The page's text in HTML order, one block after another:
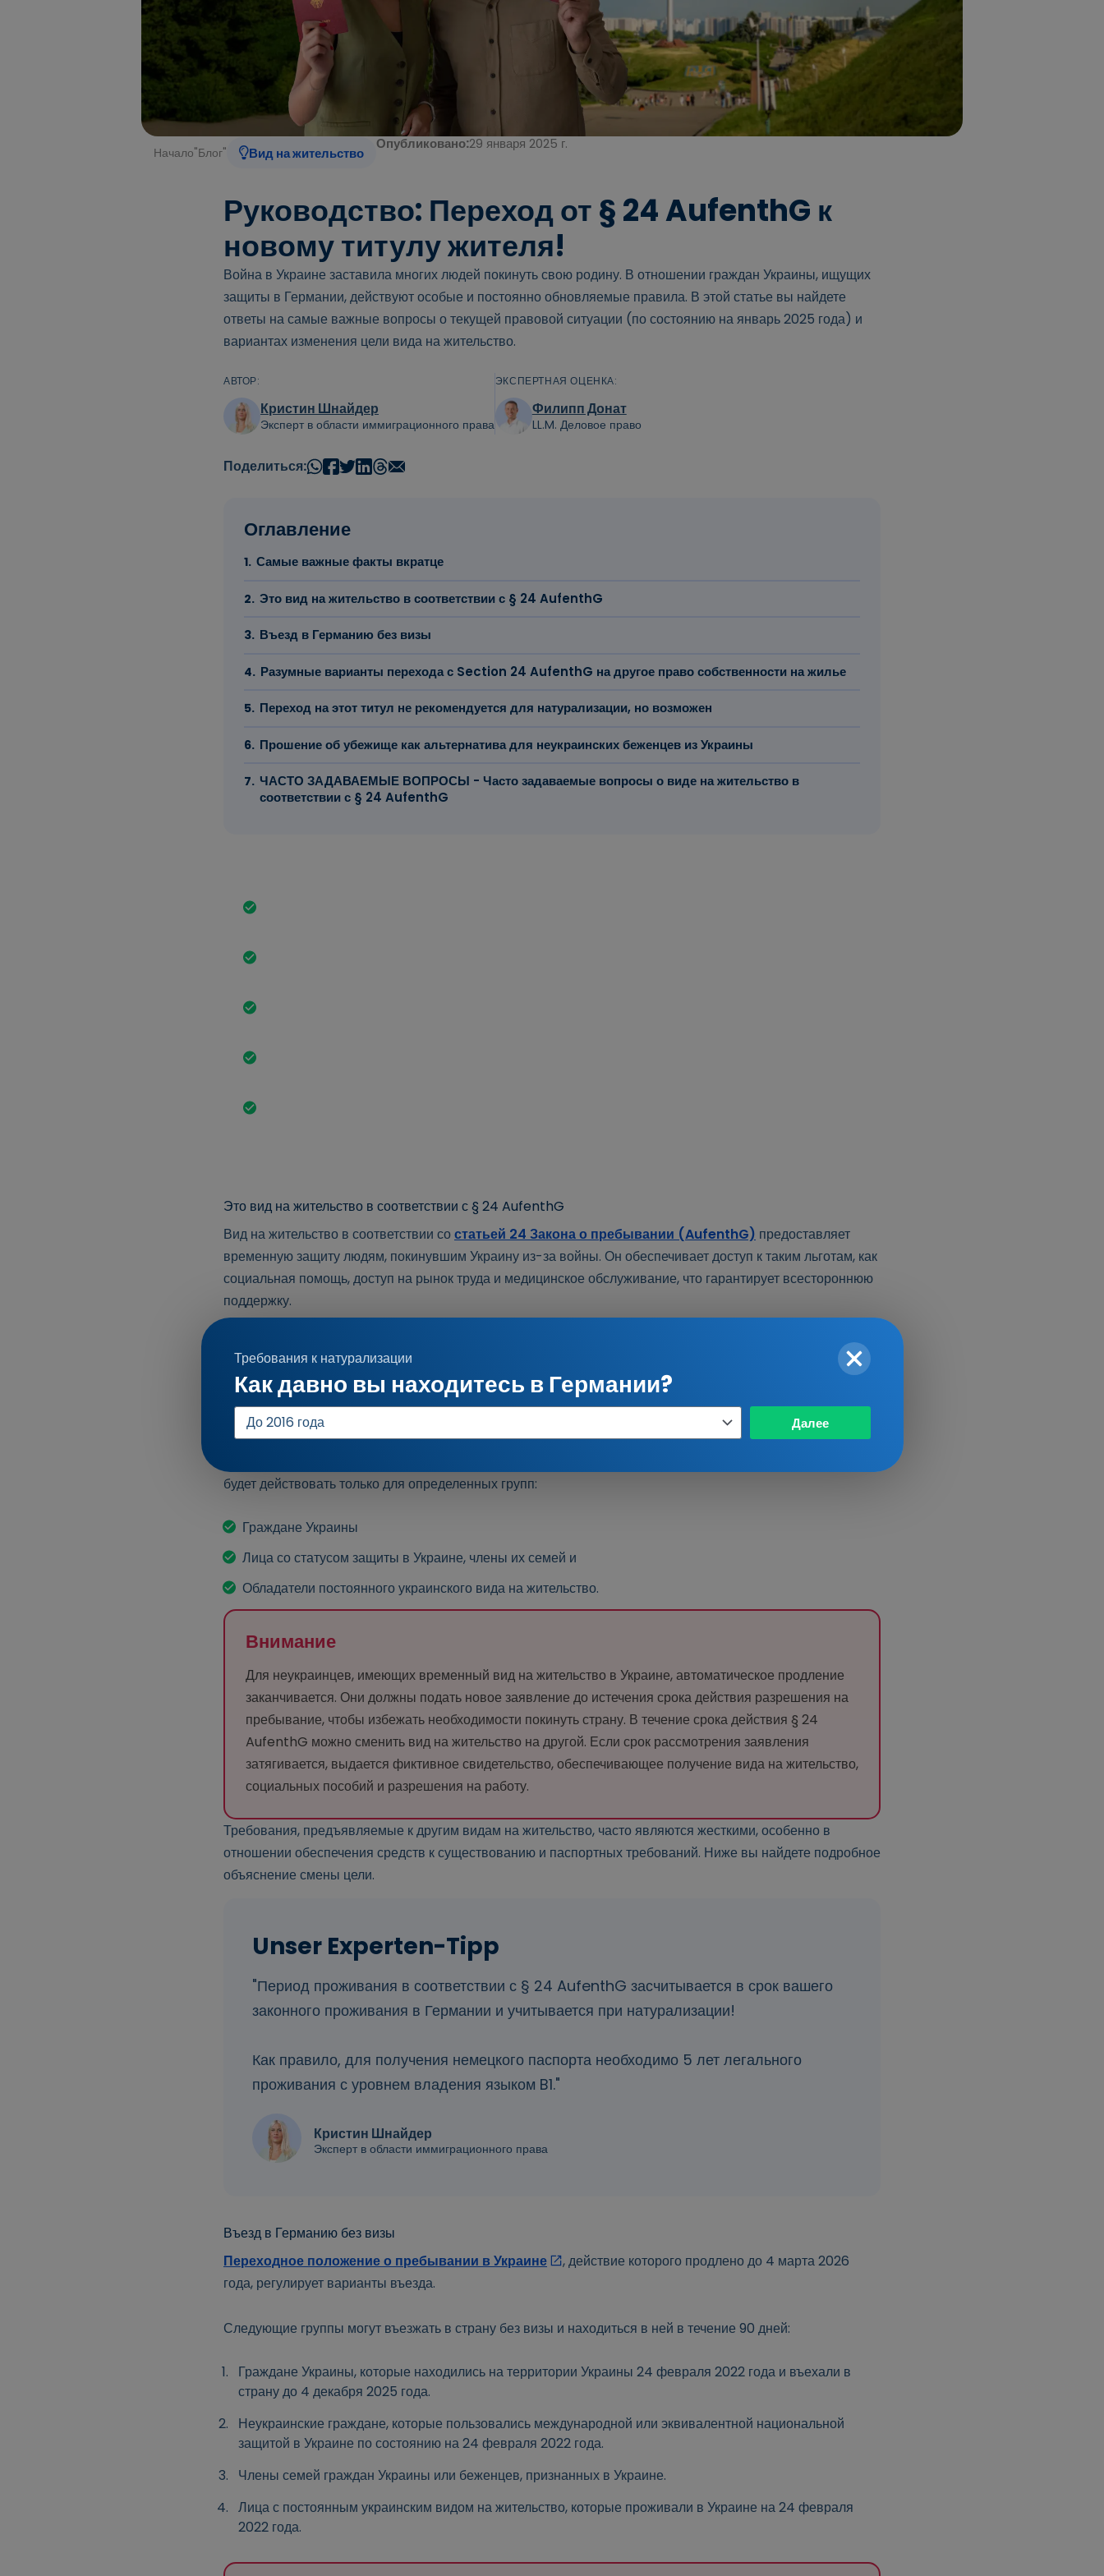
Начало"Блог" Вид на жительство
Опубликовано:29 января 2025 г.
Руководство: Переход от § 24 AufenthG к
новому титулу жителя!
Война в Украине заставила многих людей покинуть свою родину. В отношении граждан Украины, ищущих
защиты в Германии, действуют особые и постоянно обновляемые правила. В этой статье вы найдете
ответы на самые важные вопросы о текущей правовой ситуации (по состоянию на январь 2025 года) и
вариантах изменения цели вида на жительство.
АВТОР:
Кристин Шнайдер
Эксперт в области иммиграционного права
ЭКСПЕРТНАЯ ОЦЕНКА:
Филипп Донат
LL.M. Деловое право
Поделиться:
Оглавление
Самые важные факты вкратце
Это вид на жительство в соответствии с § 24 AufenthG
Въезд в Германию без визы
Разумные варианты перехода с Section 24 AufenthG на другое право собственности на жилье
Переход на этот титул не рекомендуется для натурализации, но возможен
Прошение об убежище как альтернатива для неукраинских беженцев из Украины
ЧАСТО ЗАДАВАЕМЫЕ ВОПРОСЫ - Часто задаваемые вопросы о виде на жительство в
соответствии с § 24 AufenthG
Это вид на жительство в соответствии с § 24 AufenthG
Вид на жительство в соответствии состатьей 24 Закона о пребывании (AufenthG) предоставляет
временную защиту людям, покинувшим Украину из-за войны. Он обеспечивает доступ к таким льготам, как
социальная помощь, доступ на рынок труда и медицинское обслуживание, что гарантирует всестороннюю
поддержку.
Срок действия вида на жительство, предусмотренного статьей 24 Закона о пребывании, продлен до 4
марта 2025 года, в том числе для неукраинских граждан, имеющих временный вид на жительство в
Украине.
будет действовать только для определенных групп:
Граждане Украины
Лица со статусом защиты в Украине, члены их семей и
Обладатели постоянного украинского вида на жительство.
Внимание
Для неукраинцев, имеющих временный вид на жительство в Украине, автоматическое продление
заканчивается. Они должны подать новое заявление до истечения срока действия разрешения на
пребывание, чтобы избежать необходимости покинуть страну. В течение срока действия § 24
AufenthG можно сменить вид на жительство на другой. Если срок рассмотрения заявления
затягивается, выдается фиктивное свидетельство, обеспечивающее получение вида на жительство,
социальных пособий и разрешения на работу.
Требования, предъявляемые к другим видам на жительство, часто являются жесткими, особенно в
отношении обеспечения средств к существованию и паспортных требований. Ниже вы найдете подробное
объяснение смены цели.
"Период проживания в соответствии с § 24 AufenthG засчитывается в срок вашего
законного проживания в Германии и учитывается при натурализации!
Как правило, для получения немецкого паспорта необходимо 5 лет легального
проживания с уровнем владения языком B1."
Кристин Шнайдер
Эксперт в области иммиграционного права
Въезд в Германию без визы
Переходное положение о пребывании в Украине
, действие которого продлено до 4 марта 2026
года, регулирует варианты въезда.
Следующие группы могут въезжать в страну без визы и находиться в ней в течение 90 дней:
Граждане Украины, которые находились на территории Украины 24 февраля 2022 года и въехали в
страну до 4 декабря 2025 года.
Неукраинские граждане, которые пользовались международной или эквивалентной национальной
защитой в Украине по состоянию на 24 февраля 2022 года.
Члены семей граждан Украины или беженцев, признанных в Украине.
Лица с постоянным украинским видом на жительство, которые проживали в Украине на 24 февраля
2022 года.
Требования к натурализации
Как давно вы находитесь в Германии?
Год
поступления
Далее